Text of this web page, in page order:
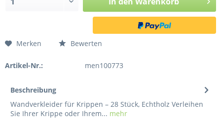
Merken Bewerten
Artikel-Nr.: men100773
Beschreibung
Wandverkleider für Krippen – 28 Stück, Echtholz Verleihen
Sie Ihrer Krippe oder Ihrem... mehr